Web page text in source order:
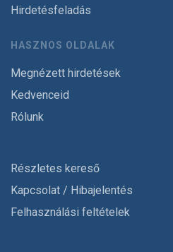
Hirdetésfeladás
HASZNOS OLDALAK
Megnézett hirdetések
Kedvenceid
Rólunk
Részletes kereső
Kapcsolat / Hibajelentés
Felhasználási feltételek